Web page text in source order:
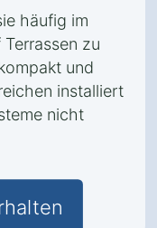
häufig im
zu
und
installiert
nicht